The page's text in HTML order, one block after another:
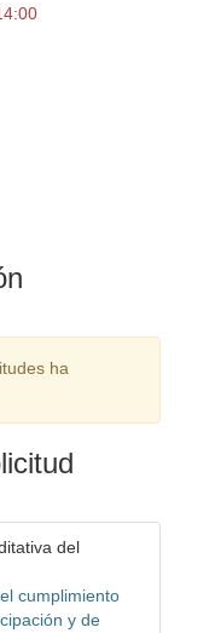
ha
del
cumplimiento
y de